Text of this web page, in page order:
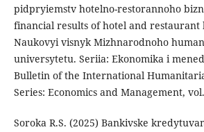
pidpryiemstv hotelno-restorannoho
financial results of hotel and restaurant
Naukovyi visnyk Mizhnarodnoho
universytetu. Seriia: Ekonomika i
Bulletin of the International
Series: Economics and Management,
Soroka R.S. (2025) Bankivske